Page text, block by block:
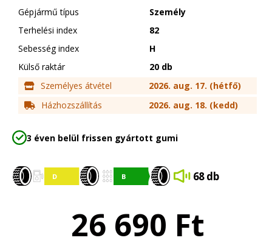
Gépjármű típus
Személy
Terhelési index
82
Sebesség index
H
Külső raktár
20 db
Személyes átvétel
2026. aug. 17. (hétfő)
Házhozszállítás
2026. aug. 18. (kedd)
3 éven belül frissen gyártott gumi
68 db
26 690 Ft